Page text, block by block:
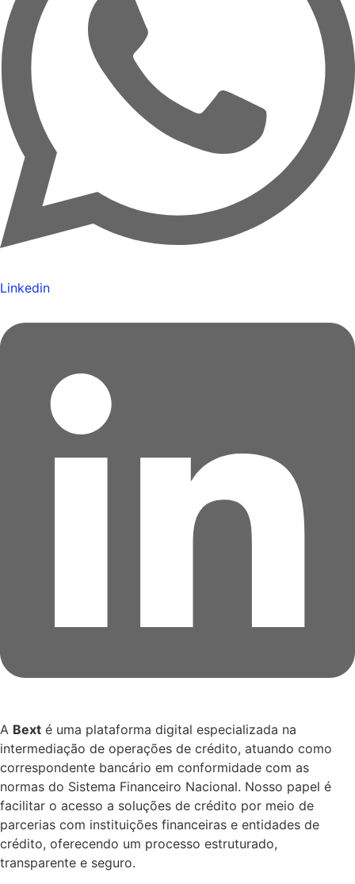
Linkedin
A Bext é uma plataforma digital especializada na
intermediação de operações de crédito, atuando como
correspondente bancário em conformidade com as
normas do Sistema Financeiro Nacional. Nosso papel é
facilitar o acesso a soluções de crédito por meio de
parcerias com instituições financeiras e entidades de
crédito, oferecendo um processo estruturado,
transparente e seguro.